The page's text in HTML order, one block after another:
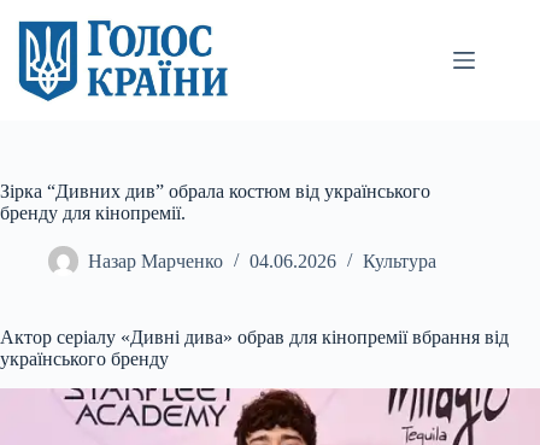
вмісту
Зірка “Дивних див” обрала костюм від українського
бренду для кінопремії.
Назар Марченко 04.06.2026 Культура
Актор серіалу «Дивні дива» обрав для кінопремії вбрання від
українського бренду